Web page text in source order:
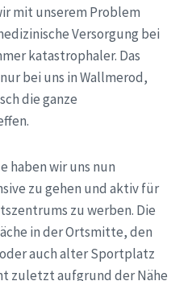
mit unserem Problem
Versorgung bei
katastrophaler. Das
bei uns in Wallmerod,
die ganze
haben wir uns nun
zu gehen und aktiv für
zu werben. Die
in der Ortsmitte, den
auch alter Sportplatz
zuletzt aufgrund der Nähe